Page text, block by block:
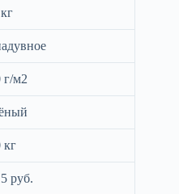
г/м2
кг
руб.